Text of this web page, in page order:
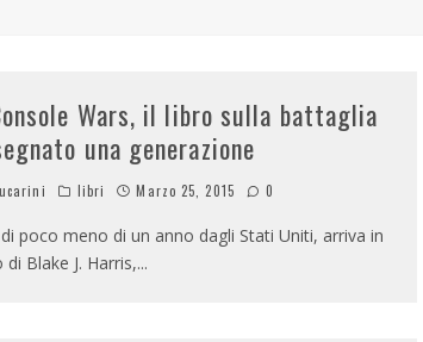
Wars, il libro sulla battaglia
una generazione
libri Marzo 25, 2015 0
poco meno di un anno dagli Stati Uniti, arriva in
di Blake J. Harris,...